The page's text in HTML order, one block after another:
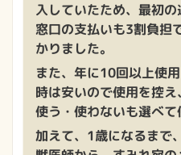
入していたため、最初の
窓口の支払いも3割負担
かりました。
また、年に10回以上使
時は安いので使用を控え
使う・使わないも選べて
加えて、1歳になるまで